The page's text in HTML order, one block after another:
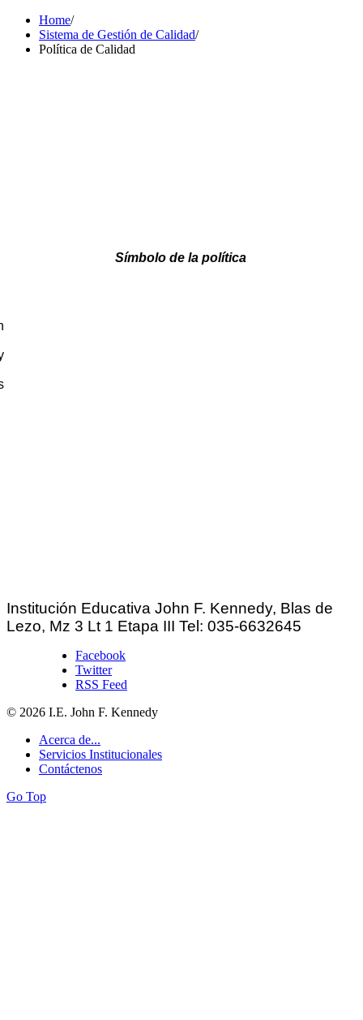
Home/
Sistema de Gestión de Calidad/
Política de Calidad
Símbolo de la política
Institución Educativa John F. Kennedy, Blas de
Lezo, Mz 3 Lt 1 Etapa III Tel: 035-6632645
Facebook
Twitter
RSS Feed
© 2026 I.E. John F. Kennedy
Acerca de...
Servicios Institucionales
Contáctenos
Go Top